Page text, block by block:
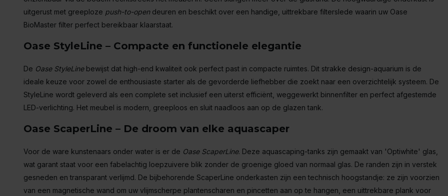
uitgerust met greeploze push-to-opendeuren en beschikt over een handige, uittrekbare filterslede waarin uw Oase
BioMaster filter perfect bereikbaar klaarstaat.
Oase StyleLine – Compacte en functionele elegantie
De Oase StyleLinebewijst dat high-end kwaliteit ook perfect past in compacte ruimtes. Dit strakke design-aquarium is de
ideale keuze voor zowel de enthousiaste starter als de gevorderde liefhebber die zoekt naar een overzichtelijk systeem. De
StyleLine wordt geleverd als een complete set inclusief een uiterst efficiënt, weggewerkt binnenfilter en perfect afgestemde
LED-verlichting. Het meubel is modern, greeploos en sluit naadloos aan op de glazen tank.
Oase ScaperLine – De droom van elke aquascaper
Voor de ware kunstenaars onder water is er de Oase ScaperLine. Deze aquascaping-tanks zijn gemaakt van 'Optiwhite' glas,
wat garant staat voor een fabelachtig loepzuivere blik zonder de groenige gloed van normaal glas. De randen zijn in verstek
gesneden en transparant verlijmd. De bijbehorende ScaperLine onderkasten zijn een technisch hoogstandje: ze zijn voorzien
van een magnetische wand om uw vlijmscherpe plantenscharen en pincetten aan op te hangen, een uittrekbare plank voor